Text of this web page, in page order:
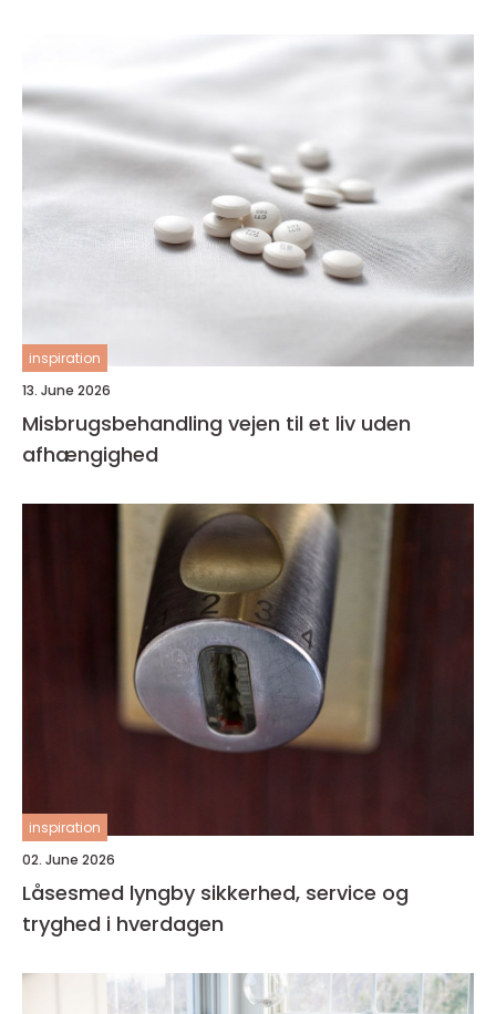
inspiration
13. June 2026
Misbrugsbehandling vejen til et liv uden
afhængighed
inspiration
02. June 2026
Låsesmed lyngby sikkerhed, service og
tryghed i hverdagen